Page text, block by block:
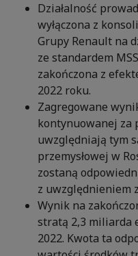
Działalność
wyłączona z
Grupy Renault na
ze standardem
zakończona z
2022 roku.
Zagregowane
kontynuowanej za
uwzględniają tym
przemysłowej w
zostaną
z uwzględnieniem
Wynik na
stratą 2,3 miliarda
2022. Kwota ta